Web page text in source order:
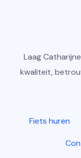
Laag
kwaliteit,
Fiets huren